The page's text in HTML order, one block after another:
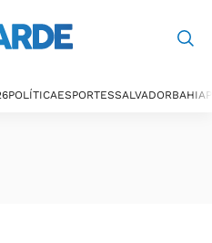
POLÍTICAESPORTESSALVADORBAHIA